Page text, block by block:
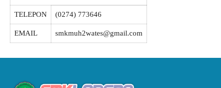
TELEPON (0274) 773646
EMAIL smkmuh2wates@gmail.com